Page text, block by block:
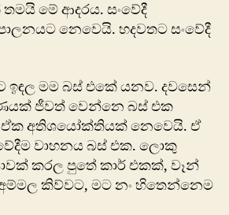
මේ ආදරය. සංවේදී
නෙවෙයි. හදවතට සංවේදී
ඉඳල මම බස් එකේ යනව. දවසෙන්
ජීවත් වෙන්නෙ බස් එක
අතිශ‍යෝක්තියක් නෙවෙයි. ඒ
වාහනය බස් එක. ලොකු
කරල පුතේ කාර් එකක්, වෑන්
කිව්වට, මට නං හිතෙන්නෙම